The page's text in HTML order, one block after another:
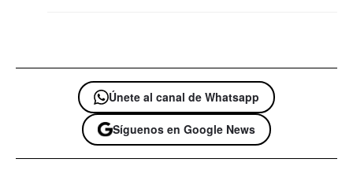
Únete al canal de Whatsapp
Síguenos en Google News